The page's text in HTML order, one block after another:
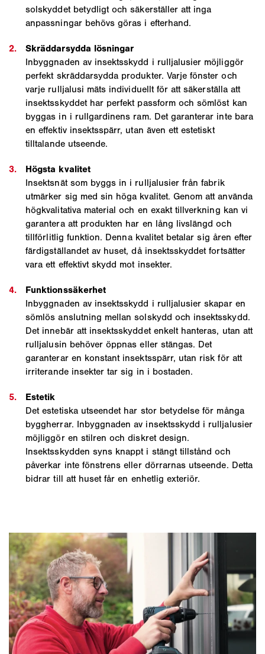
solskyddet betydligt och säkerställer att inga
anpassningar behövs göras i efterhand.
Inbyggnaden av insektsskydd i rulljalusier möjliggör
perfekt skräddarsydda produkter. Varje fönster och
varje rulljalusi mäts individuellt för att säkerställa att
insektsskyddet har perfekt passform och sömlöst kan
byggas in i rullgardinens ram. Det garanterar inte bara
en effektiv insektsspärr, utan även ett estetiskt
tilltalande utseende.
Insektsnät som byggs in i rulljalusier från fabrik
utmärker sig med sin höga kvalitet. Genom att använda
högkvalitativa material och en exakt tillverkning kan vi
garantera att produkten har en lång livslängd och
tillförlitlig funktion. Denna kvalitet betalar sig åren efter
färdigställandet av huset, då insektsskyddet fortsätter
vara ett effektivt skydd mot insekter.
Inbyggnaden av insektsskydd i rulljalusier skapar en
sömlös anslutning mellan solskydd och insektsskydd.
Det innebär att insektsskyddet enkelt hanteras, utan att
rulljalusin behöver öppnas eller stängas. Det
garanterar en konstant insektsspärr, utan risk för att
irriterande insekter tar sig in i bostaden.
Det estetiska utseendet har stor betydelse för många
byggherrar. Inbyggnaden av insektsskydd i rulljalusier
möjliggör en stilren och diskret design.
Insektsskydden syns knappt i stängt tillstånd och
påverkar inte fönstrens eller dörrarnas utseende. Detta
bidrar till att huset får en enhetlig exteriör.